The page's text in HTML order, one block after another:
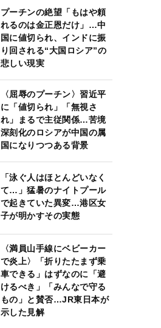
プーチンの絶望「もはや頼
れるのは金正恩だけ」…中
国に値切られ、インドに振
り回される“大国ロシア”の
悲しい現実
〈屈辱のプーチン〉習近平
に「値切られ」「無視さ
れ」まるで主従関係…苦境
深刻化のロシアが中国の属
国になりつつある背景
「泳ぐ人はほとんどいなく
て…」猛暑のナイトプール
で起きていた異変…港区女
子が明かすその実態
〈満員山手線にベビーカー
で炎上〉「折りたたまず乗
車できる」はずなのに「避
けるべき」「みんなで守る
もの」と賛否…JR東日本が
示した見解